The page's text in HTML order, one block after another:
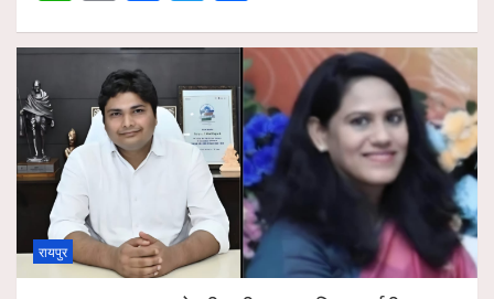
p
k
at
s
A
p
p
ail ce
b
o
o
tt
er
ar
e
रायपुर